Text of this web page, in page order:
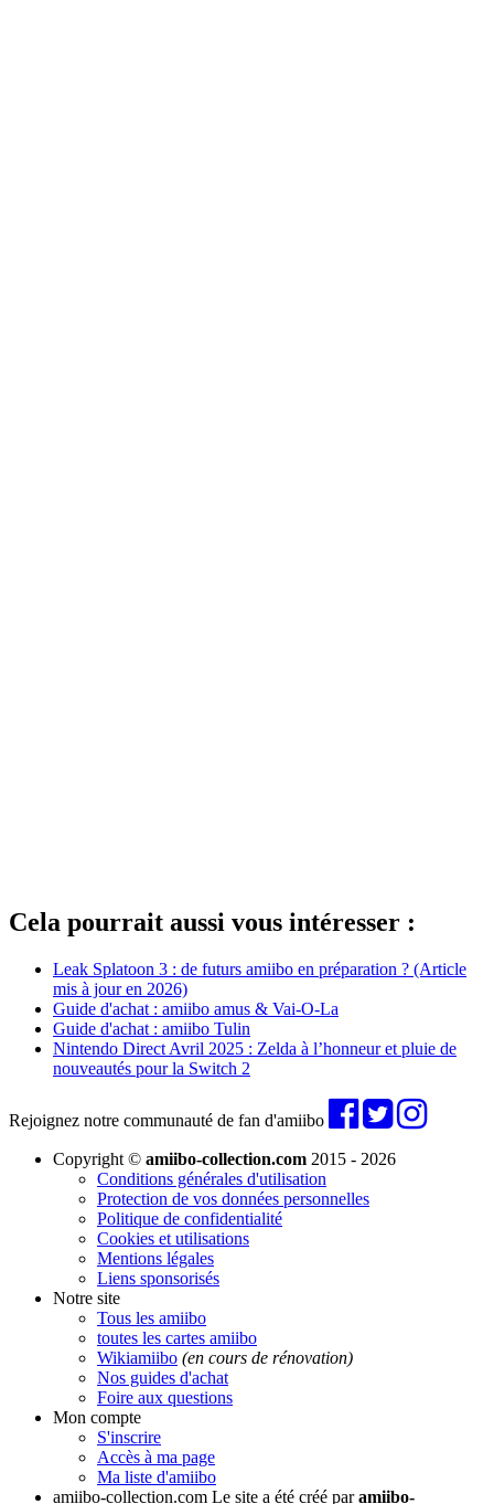
Cela pourrait aussi vous intéresser :
Leak Splatoon 3 : de futurs amiibo en préparation ? (Article
mis à jour en 2026)
Guide d'achat : amiibo amus & Vai-O-La
Guide d'achat : amiibo Tulin
Nintendo Direct Avril 2025 : Zelda à l’honneur et pluie de
nouveautés pour la Switch 2
Rejoignez notre communauté de fan d'amiibo
Copyright © amiibo-collection.com 2015 - 2026
Conditions générales d'utilisation
Protection de vos données personnelles
Politique de confidentialité
Cookies et utilisations
Mentions légales
Liens sponsorisés
Notre site
Tous les amiibo
toutes les cartes amiibo
Wikiamiibo (en cours de rénovation)
Nos guides d'achat
Foire aux questions
Mon compte
S'inscrire
Accès à ma page
Ma liste d'amiibo
amiibo-collection.com Le site a été créé paramiibo-